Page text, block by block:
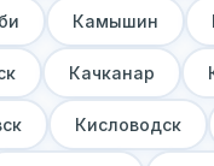
Камышин
Качканар
Кисловодск